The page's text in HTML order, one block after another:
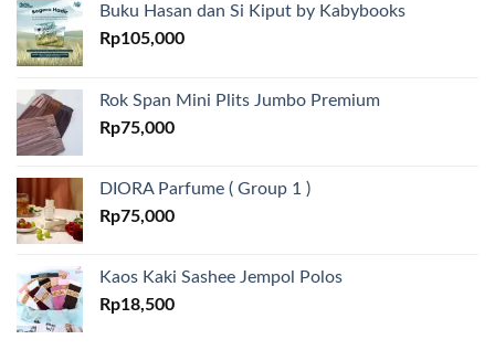
Buku Hasan dan Si Kiput by Kabybooks
Rp105,000
Rok Span Mini Plits Jumbo Premium
Rp75,000
DIORA Parfume ( Group 1 )
Rp75,000
Kaos Kaki Sashee Jempol Polos
Rp18,500